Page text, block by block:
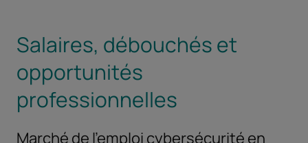
Salaires, débouchés et
opportunités
professionnelles
Marché de l'emploi cybersécurité en